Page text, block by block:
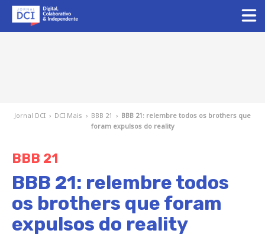
Jornal DCI › DCI Mais › BBB 21 › BBB 21: relembre todos os brothers que
foram expulsos do reality
BBB 21
BBB 21: relembre todos
os brothers que foram
expulsos do reality